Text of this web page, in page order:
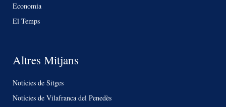
Economia
El Temps
Altres Mitjans
Notícies de Sitges
Notícies de Vilafranca del Penedès